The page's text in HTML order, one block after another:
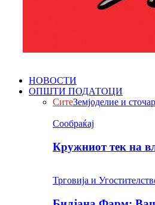
НОВОСТИ
ОПШТИ ПОДАТОЦИ
СитеЗемјоделие и
Сообраќај
Кружниот тек на
Трговија и